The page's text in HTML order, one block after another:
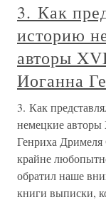
3. Как
историю
авторы
Иоганна
3. Как
немецкие
Генриха Дримеля
крайне
обратил наше
книги выписки,